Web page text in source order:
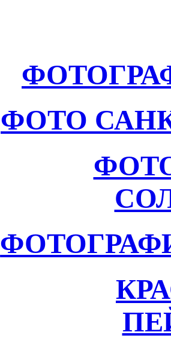
ФОТО